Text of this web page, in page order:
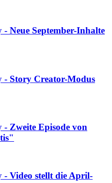
- Neue September-Inhalte
- Story Creator-Modus
- Zweite Episode von
- Video stellt die April-